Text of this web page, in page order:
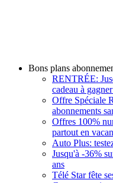
Bons plans
RENTRÉE:
cadeau à
Offre Spéciale
abonnements
Offres 100%
partout en
Auto Plus:
Jusqu'à -36%
ans
Télé Star fête